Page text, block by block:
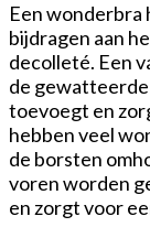
Een wonderbra
bijdragen aan
decolleté. Een
de gewatteerde
toevoegt en
hebben veel
de borsten
voren worden
en zorgt voor